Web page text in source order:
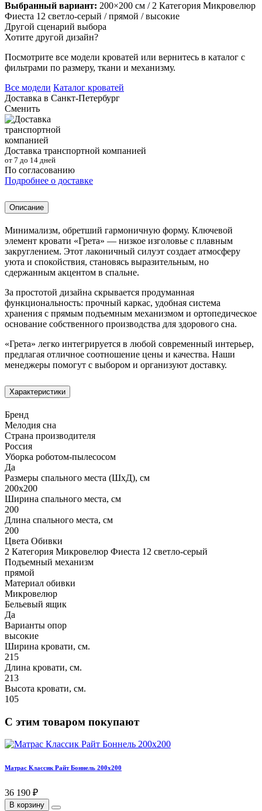
Выбранный вариант: 200×200 см / 2 Категория Микровелюр
Фиеста 12 светло-серый / прямой / высокие
Другой сценарий выбора
Хотите другой дизайн?
Посмотрите все модели кроватей или вернитесь в каталог с
фильтрами по размеру, ткани и механизму.
Все модели Каталог кроватей
Доставка в Санкт-Петербург
Сменить
Доставка транспортной компанией
от 7 до 14 дней
По согласованию
Подробнее о доставке
Описание
Минимализм, обретший гармоничную форму. Ключевой
элемент кровати «Грета» — низкое изголовье с плавным
закруглением. Этот лаконичный силуэт создает атмосферу
уюта и спокойствия, становясь выразительным, но
сдержанным акцентом в спальне.
За простотой дизайна скрывается продуманная
функциональность: прочный каркас, удобная система
хранения с прямым подъемным механизмом и ортопедическое
основание собственного производства для здорового сна.
«Грета» легко интегрируется в любой современный интерьер,
предлагая отличное соотношение цены и качества. Наши
менеджеры помогут с выбором и организуют доставку.
Характеристики
Бренд
Мелодия сна
Страна производителя
Россия
Уборка роботом-пылесосом
Да
Размеры спального места (ШхД), см
200х200
Ширина спального места, см
200
Длина спального места, см
200
Цвета Обивки
2 Категория Микровелюр Фиеста 12 светло-серый
Подъемный механизм
прямой
Материал обивки
Микровелюр
Бельевый ящик
Да
Варианты опор
высокие
Ширина кровати, см.
215
Длина кровати, см.
213
Высота кровати, см.
105
С этим товаром покупают
Матрас Классик Райт Боннель 200х200
36 190 ₽
В корзину